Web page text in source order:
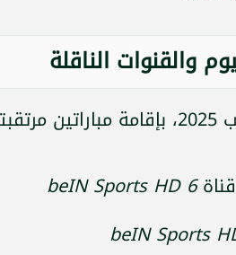
والقنوات الناقلة
beIN Sports HD 6
beIN Sports